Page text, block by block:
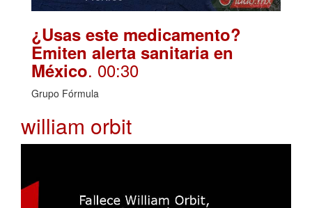
¿Usas este medicamento?
Emiten alerta sanitaria en
México. 00:30
Grupo Fórmula
william orbit